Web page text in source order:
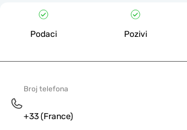
Podaci Pozivi
Broj telefona
+33 (France)